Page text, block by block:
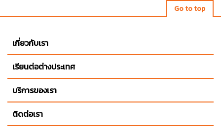
นอกจากวิทยาเขตหลักในบอสตันแล้ว ทางสถาบันยังมีอีก
รองรับนักศึกษาแลกเปลี่ยนที่ไปเรียนในคอร์ส
International Relations พร้อมทั้งมีหลักสูตรการศึกษา
ระดับปริญญาตรีที่สอนในสาขาวิชา Arts & Sciences,
สาขาวิชาที่เปิดสอน
Go to top
เกี่ยวกับเรา
เรียนต่อต่างประเทศ
บริการของเรา
ติดต่อเรา